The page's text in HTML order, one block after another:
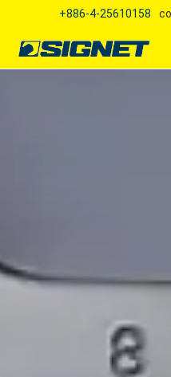
+886-4-25610158